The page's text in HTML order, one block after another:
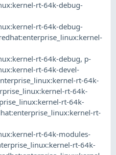
rt-64k-debug-
rt-64k-debug-
rt-64k-debug, p-
rt-64k-devel-
rt-64k-
rt-64k-
rt-64k-
rt-
rt-64k-modules-
rt-64k-